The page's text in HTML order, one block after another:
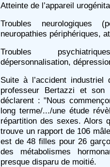
Atteinte de l’appareil
Troubles neurologiques
neuropathies périphériques,
Troubles
dépersonnalisation,
Suite à l’accident
professeur Bertazzi et son
déclarent : "Nous
long terme/.../une étude
répartition des sexes. Alors
trouve un rapport de 106
est de 48 filles pour 26
des métabolismes
presque disparu de moitié.